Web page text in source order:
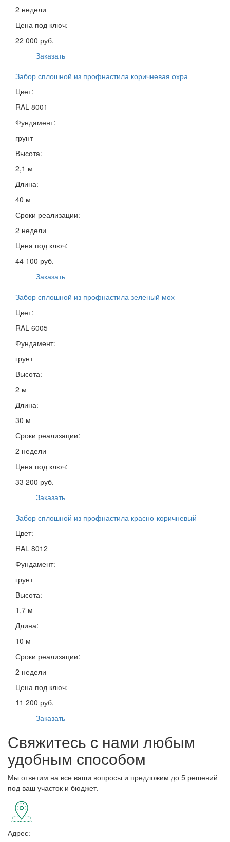
2 недели
Цена под ключ:
22 000 руб.
Заказать
Забор сплошной из профнастила коричневая охра
Цвет:
RAL 8001
Фундамент:
грунт
Высота:
2,1 м
Длина:
40 м
Сроки реализации:
2 недели
Цена под ключ:
44 100 руб.
Заказать
Забор сплошной из профнастила зеленый мох
Цвет:
RAL 6005
Фундамент:
грунт
Высота:
2 м
Длина:
30 м
Сроки реализации:
2 недели
Цена под ключ:
33 200 руб.
Заказать
Забор сплошной из профнастила красно-коричневый
Цвет:
RAL 8012
Фундамент:
грунт
Высота:
1,7 м
Длина:
10 м
Сроки реализации:
2 недели
Цена под ключ:
11 200 руб.
Заказать
Свяжитесь с нами любым
удобным способом
Мы ответим на все ваши вопросы и предложим до 5 решений
под ваш участок и бюджет.
Адрес: